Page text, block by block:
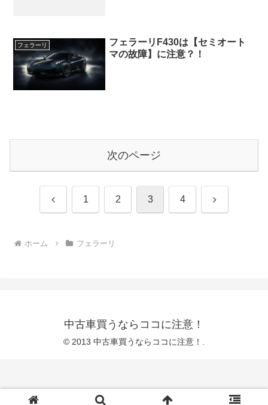
フェラーリ
フェラーリF430は【セミオート
マの故障】に注意？！
次のページ
前 1 2 3 4 次
ホーム フェラーリ
中古車買うならココに注意！
© 2013 中古車買うならココに注意！.